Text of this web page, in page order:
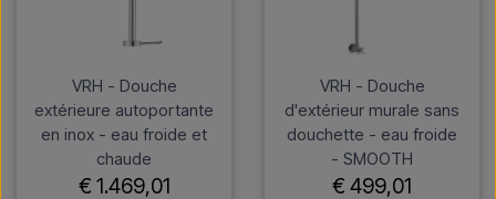
VRH - Douche
extérieure autoportante
en inox - eau froide et
chaude
€ 1.469,01
VRH - Douche
d'extérieur murale sans
douchette - eau froide
- SMOOTH
€ 499,01